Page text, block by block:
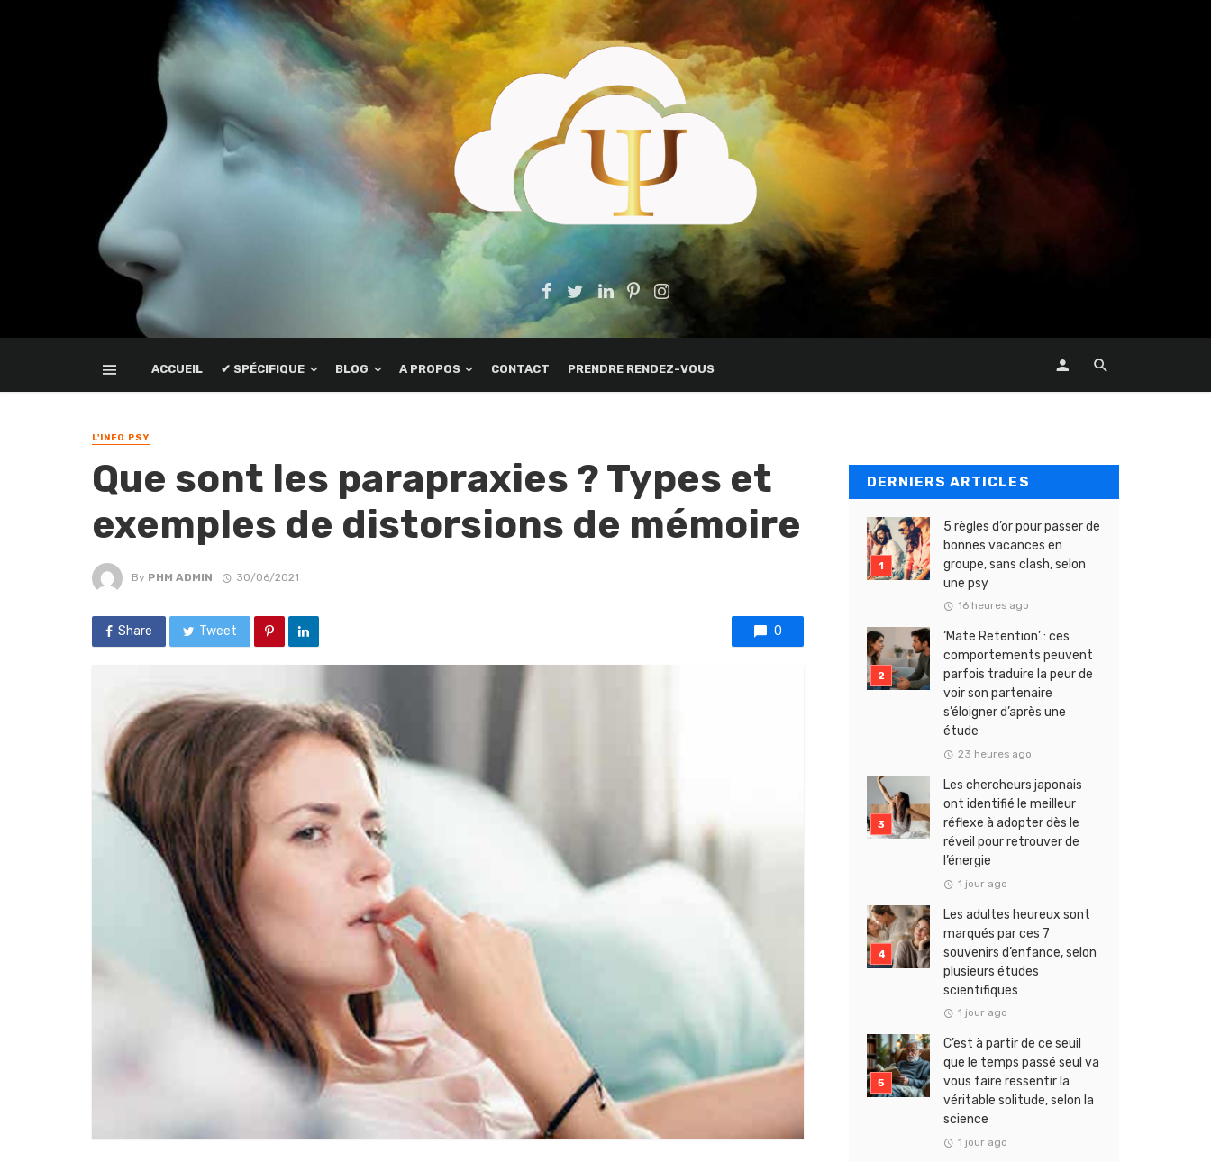
ACCUEIL ✔ SPÉCIFIQUE BLOG A PROPOS CONTACT PRENDRE RENDEZ-VOUS
L'INFO PSY
Que sont les parapraxies ? Types et
exemples de distorsions de mémoire
By PHM ADMIN 30/06/2021
Share Tweet 0
DERNIERS ARTICLES
5 règles d’or pour passer de
bonnes vacances en
groupe, sans clash, selon
une psy
16 heures ago
‘Mate Retention’ : ces
comportements peuvent
parfois traduire la peur de
voir son partenaire
s’éloigner d’après une
étude
23 heures ago
Les chercheurs japonais
ont identifié le meilleur
réflexe à adopter dès le
réveil pour retrouver de
l’énergie
1 jour ago
Les adultes heureux sont
marqués par ces 7
souvenirs d’enfance, selon
plusieurs études
scientifiques
1 jour ago
C’est à partir de ce seuil
que le temps passé seul va
vous faire ressentir la
véritable solitude, selon la
science
1 jour ago